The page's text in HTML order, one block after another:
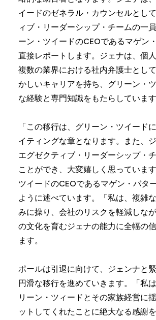
イードのゼネラル・カウンセルとし
ィブ・リーダーシップ・チームの一
ーン・ツイードのCEOであるマゲン
直接レポートします。ジェナは、個
複数の業界における社内弁護士とし
かしいキャリアを持ち、グリーン・
な経験と専門知識をもたらしています
「この移行は、グリーン・ツイード
イティングな章となります。また、
エグゼクティブ・リーダーシップ・
ことができ、大変嬉しく思っていま
ツイードのCEOであるマゲン・バタ
ように述べています。「私は、複雑
みに操り、会社のリスクを軽減しな
の文化を育むジェナの能力に全幅の
ます。
ポールは引退に向けて、ジェンナと緊
円滑な移行を進めていきます。「私
リーン・ツィードとその家族経営に
ットしてくれたことに絶大なる感謝